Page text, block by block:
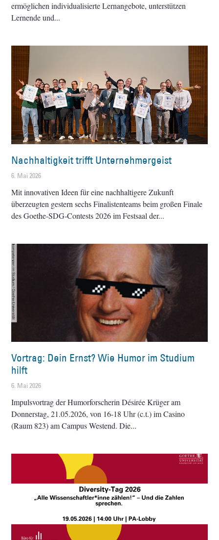
ermöglichen individualisierte Lernangebote, unterstützen
Lernende und
Nachhaltigkeit trifft Unternehmergeist
6. Mai 2026
Mit innovativen Ideen für eine nachhaltigere Zukunft
überzeugten gestern sechs Finalistenteams beim großen Finale
des Goethe-SDG-Contests 2026 im Festsaal der
Vortrag: Dein Ernst? Wie Humor im Studium
hilft
6. Mai 2026
Impulsvortrag der Humorforscherin Désirée Krüger am
Donnerstag, 21.05.2026, von 16-18 Uhr (c.t.) im Casino
(Raum 823) am Campus Westend. Die